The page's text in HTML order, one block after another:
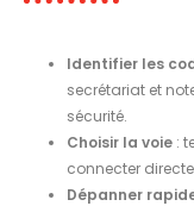
Identifier les
secrétariat et
sécurité.
Choisir la voie :
connecter
Dépanner